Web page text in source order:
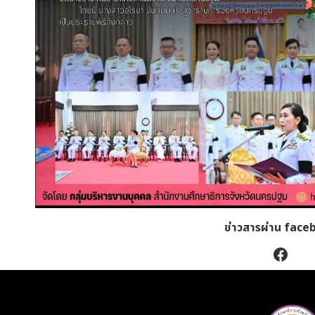
ข่าวสารผ่าน